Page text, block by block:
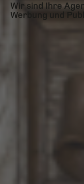
Wir sind Ihre
Werbung und